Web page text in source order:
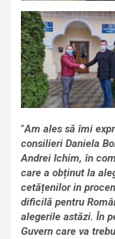
”Am ales să îmi
consilieri Daniela
Andrei Ichim, în
care a obținut la
cetățenilor in
dificilă pentru
alegerile astăzi. În
Guvern care va